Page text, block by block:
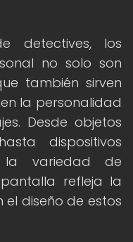
detectives, los
no solo son
también sirven
la personalidad
Desde objetos
dispositivos
la variedad de
refleja la
diseño de estos